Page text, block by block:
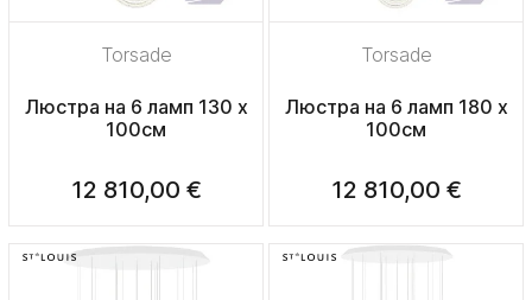
Torsade
Люстра на 6 ламп 130 х
100см
12 810,00 €
Torsade
Люстра на 6 ламп 180 х
100см
12 810,00 €